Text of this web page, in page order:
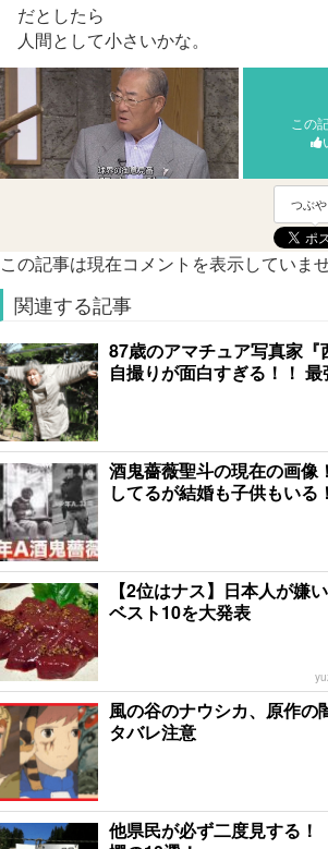
だとしたら
人間として小さいかな。
この
つぶや
この記事は現在コメントを表示していませ
関連する記事
87歳のアマチュア写真家
自撮りが面白すぎる！！
酒鬼薔薇聖斗の現在の画像
してるが結婚も子供もいる！
【2位はナス】日本人が嫌
ベスト10を大発表
風の谷のナウシカ、原作の
タバレ注意
他県民が必ず二度見する！